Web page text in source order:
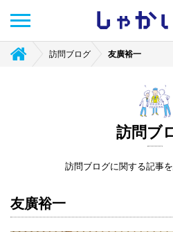
しゃか
訪問ブログ 友廣裕一
訪問ブ
訪問ブログに関する記事
友廣裕一